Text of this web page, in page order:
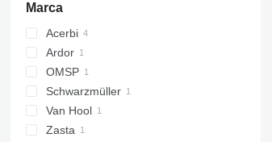
cisternas químicas
cisternas de cemento
Marca
Acerbi
Ardor
OMSP
MACOLA
Schwarzmüller
Van Hool
Zasta